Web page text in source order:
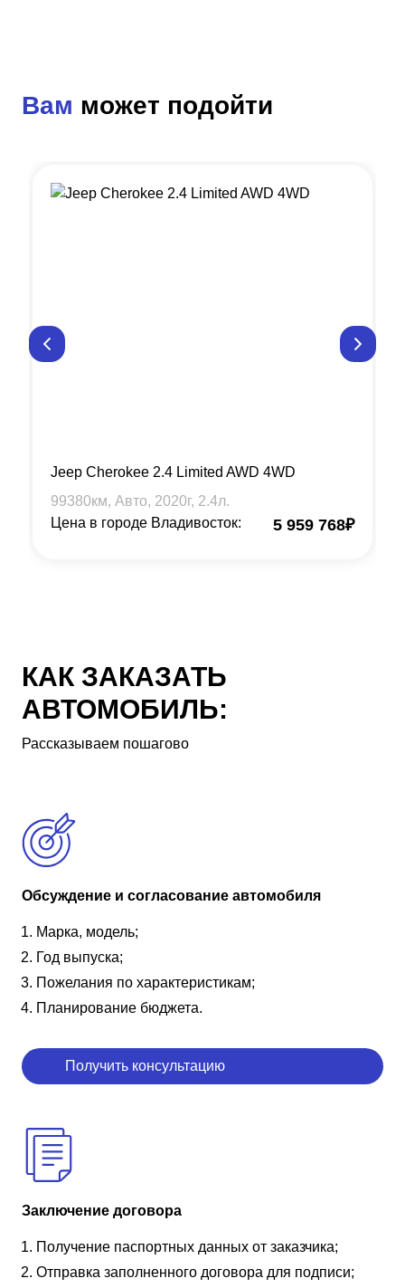
Вам может подойти
Jeep Cherokee 2.4 Limited AWD 4WD
99380км, Авто, 2020г, 2.4л.
Цена в городе Владивосток:
5 959 768₽
КАК ЗАКАЗАТЬ
АВТОМОБИЛЬ:
Рассказываем пошагово
Обсуждение и согласование автомобиля
Марка, модель;
Год выпуска;
Пожелания по характеристикам;
Планирование бюджета.
Получить консультацию
Заключение договора
Получение паспортных данных от заказчика;
Отправка заполненного договора для подписи;